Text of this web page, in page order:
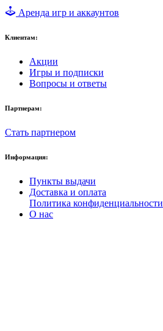
Аренда игр и аккаунтов
Клиентам:
Акции
Игры и подписки
Вопросы и ответы
Партнерам:
Стать партнером
Информация:
Пункты выдачи
Доставка и оплата
Политика конфиденциальности
О нас